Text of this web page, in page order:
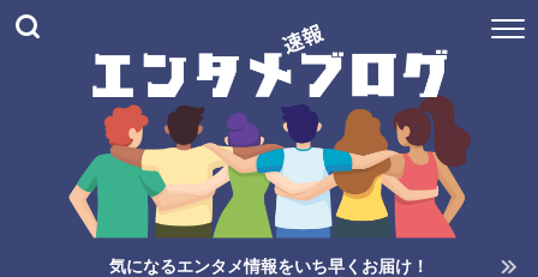
気になるエンタメ情報をいち早くお届け！